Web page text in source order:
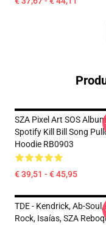
SZA Pixel Art SOS Album
Spotify Kill Bill Song
Hoodie RB0903
€ 39,51 - € 45,95
TDE - Kendrick, Ab-Soul,
Rock, Isaías, SZA